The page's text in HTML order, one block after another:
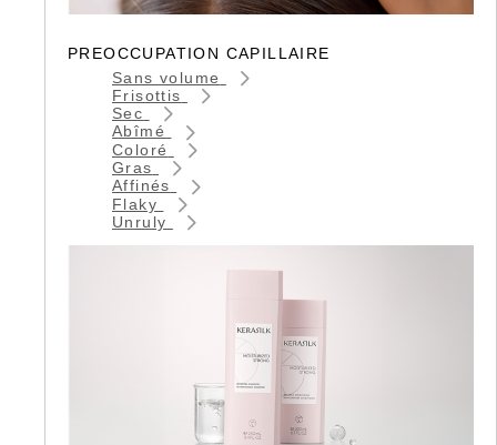
PREOCCUPATION CAPILLAIRE
Sans volume
Frisottis
Sec
Abîmé
Coloré
Gras
Affinés
Flaky
Unruly